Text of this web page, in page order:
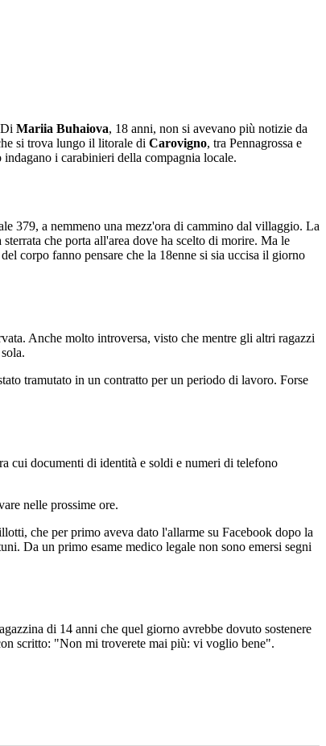
Mariia Buhaiova, 18 anni, non si avevano più notizie da
si trova lungo il litorale di Carovigno, tra Pennagrossa e
i carabinieri della compagnia locale.
379, a nemmeno una mezz'ora di cammino dal villaggio. La
che porta all'area dove ha scelto di morire. Ma le
corpo fanno pensare che la 18enne si sia uccisa il giorno
Anche molto introversa, visto che mentre gli altri ragazzi
tramutato in un contratto per un periodo di lavoro. Forse
cui documenti di identità e soldi e numeri di telefono
nelle prossime ore.
che per primo aveva dato l'allarme su Facebook dopo la
Da un primo esame medico legale non sono emersi segni
di 14 anni che quel giorno avrebbe dovuto sostenere
scritto: "Non mi troverete mai più: vi voglio bene".